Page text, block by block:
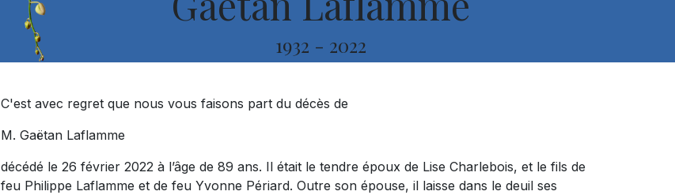
1932 - 2022
C'est avec regret que nous vous faisons part du décès de
M. Gaëtan Laflamme
décédé le 26 février 2022 à l’âge de 89 ans. Il était le tendre époux de Lise Charlebois, et le fils de
feu Philippe Laflamme et de feu Yvonne Périard. Outre son épouse, il laisse dans le deuil ses